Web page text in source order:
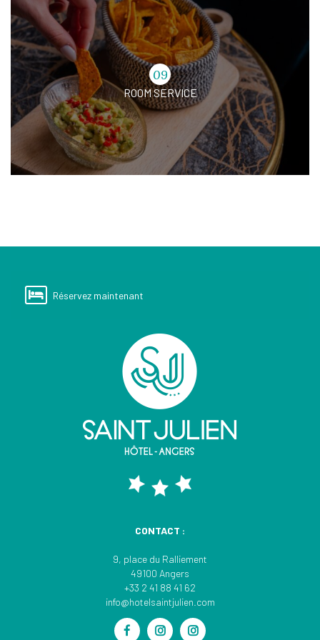
09
ROOM SERVICE
Réservez maintenant
CONTACT :
9, place du Ralliement
49100 Angers
+33 2 41 88 41 62
info@hotelsaintjulien.com